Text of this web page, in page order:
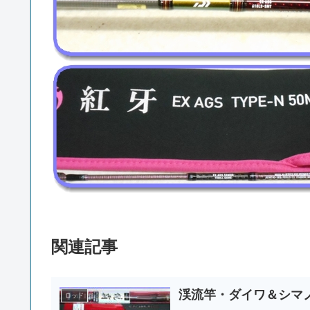
関連記事
ロッド 渓流竿・ダイワ＆シマ